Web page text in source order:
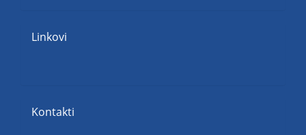
Linkovi
Kontakti